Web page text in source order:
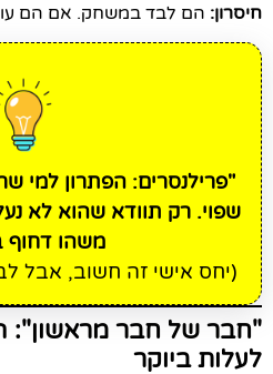
חיסרון: הם לבד במשחק. אם הם
"פרילנסרים: הפתרון למי
שפוי. רק תוודא שהוא לא
משהו דחוף
(יחס אישי זה חשוב, אבל
"חבר של חבר מראשון":
לעלות ביוקר